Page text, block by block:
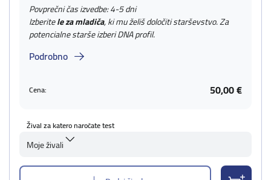
Povprečni čas izvedbe: 4-5 dni
Izberitele za mladiča, ki mu želiš določiti starševstvo. Za
potencialne starše izberi DNA profil.
Podrobno
Cena: 50,00 €
Žival za katero naročate test
Moje živali